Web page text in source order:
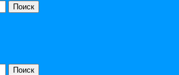
Поиск
Поиск